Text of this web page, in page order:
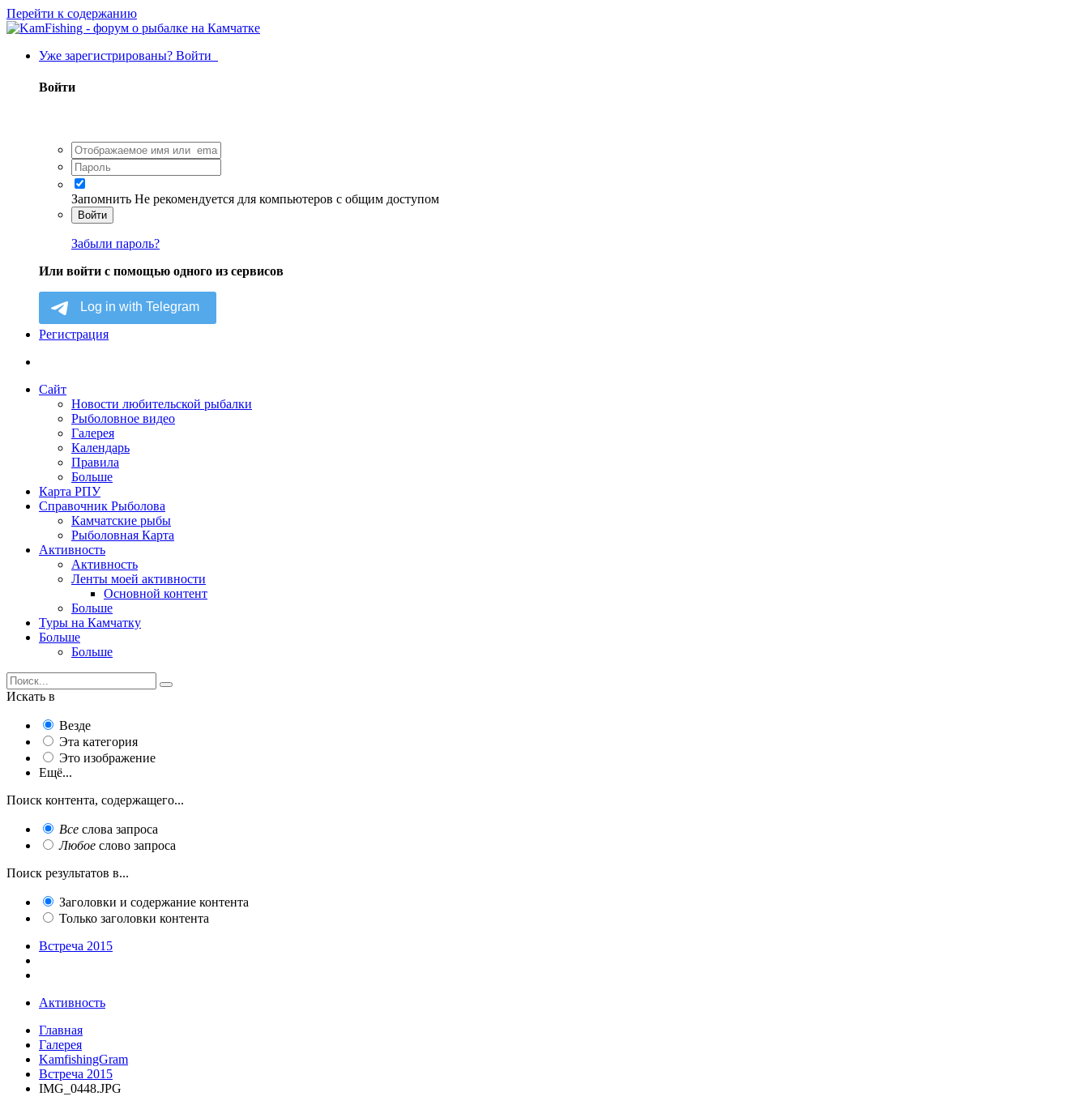
Перейти к содержанию
Уже зарегистрированы? Войти
Войти
Запомнить Не рекомендуется для компьютеров с общим доступом
Войти
Забыли пароль?
Или войти с помощью одного из сервисов
Регистрация
Сайт
Новости любительской рыбалки
Рыболовное видео
Галерея
Календарь
Правила
Больше
Карта РПУ
Справочник Рыболова
Камчатские рыбы
Рыболовная Карта
Активность
Активность
Ленты моей активности
Основной контент
Больше
Туры на Камчатку
Больше
Больше
Искать в
Везде
Эта категория
Это изображение
Ещё...
Поиск контента, содержащего...
Все слова запроса
Любое слово запроса
Поиск результатов в...
Заголовки и содержание контента
Только заголовки контента
Встреча 2015
Активность
Главная
Галерея
KamfishingGram
Встреча 2015
IMG_0448.JPG